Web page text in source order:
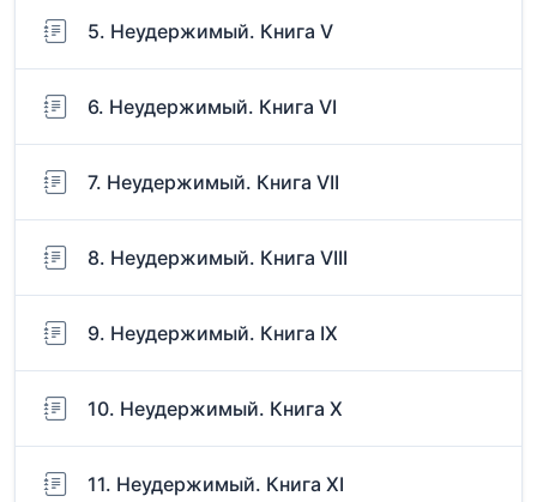
5. Неудержимый. Книга V
6. Неудержимый. Книга VI
7. Неудержимый. Книга VII
8. Неудержимый. Книга VIII
9. Неудержимый. Книга IX
10. Неудержимый. Книга X
11. Неудержимый. Книга XI